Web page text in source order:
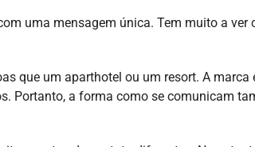
uma mensagem única. Tem muito a ver
que um aparthotel ou um resort. A marca
Portanto, a forma como se comunicam